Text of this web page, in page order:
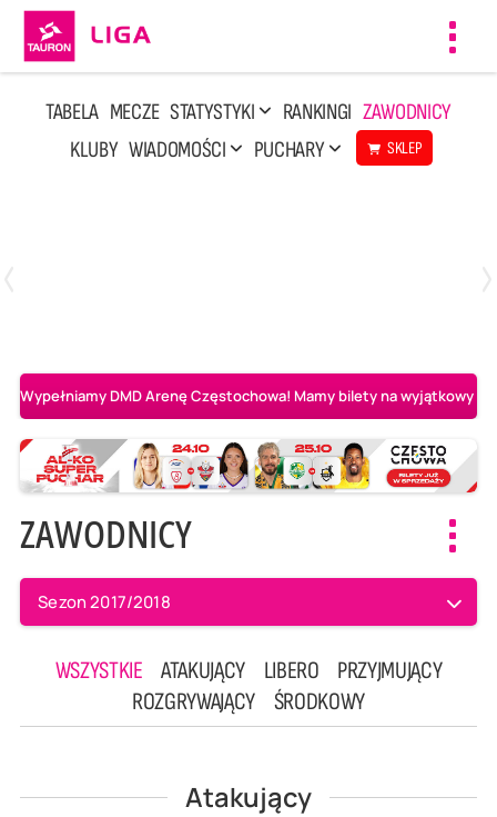
TABELA MECZE STATYSTYKI RANKINGI ZAWODNICY
KLUBY WIADOMOŚCI PUCHARY SKLEP
Wypełniamy DMD Arenę Częstochowa! Mamy bilety na wyjątkowy
ZAWODNICY
Sezon 2017/2018
WSZYSTKIE ATAKUJĄCY LIBERO
PRZYJMUJĄCY
ROZGRYWAJĄCY
ŚRODKOWY
Atakujący